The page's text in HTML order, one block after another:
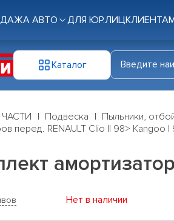
АВТО ДЛЯ ЮР.ЛИЦ
Каталог
Подвеска
Пыльники,
перед. RENAULT Clio II 98> Kangoo I
Нет в наличии